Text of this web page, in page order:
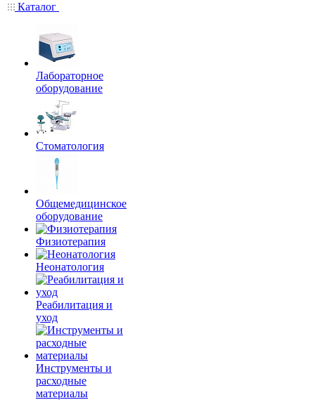
Каталог
Лабораторное
оборудование
Стоматология
Общемедицинское
оборудование
Физиотерапия
Неонатология
Реабилитация и
уход
Инструменты и
расходные
материалы